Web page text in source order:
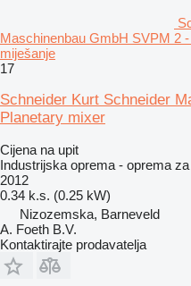
Maschinenbau GmbH SVPM 2
miješanje
17
Schneider Kurt Schneider
Planetary mixer
Cijena na upit
Industrijska oprema - oprema
2012
0.34 k.s. (0.25 kW)
Nizozemska, Barneveld
A. Foeth B.V.
Kontaktirajte prodavatelja